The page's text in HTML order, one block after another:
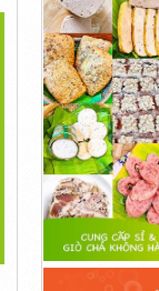
Quạt Treo Tường
Công...
>